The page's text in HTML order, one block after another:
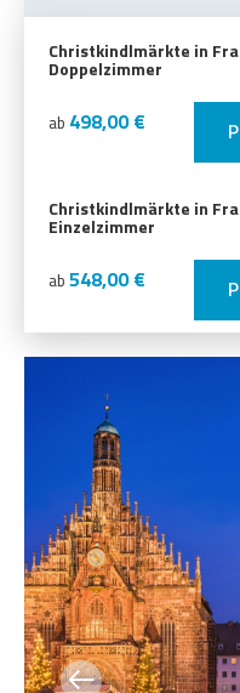
Christkindlmärkte in
Doppelzimmer
ab 498,00 €
Christkindlmärkte in
Einzelzimmer
ab 548,00 €